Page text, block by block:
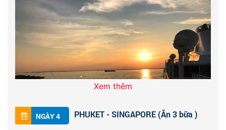
Xem thêm
NGÀY 4 PHUKET - SINGAPORE (Ăn 3 bữa )